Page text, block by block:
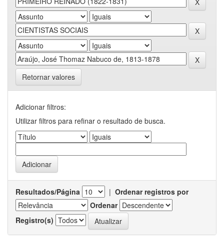
Retornar valores
Adicionar filtros:
Utilizar filtros para refinar o resultado de busca.
Resultados/Página | Ordenar registros por
Ordenar
Registro(s)